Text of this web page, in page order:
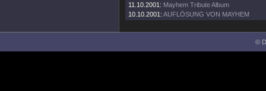
11.10.2001: Mayhem Tribute Album
10.10.2001: AUFLÖSUNG VON MAYHEM
©